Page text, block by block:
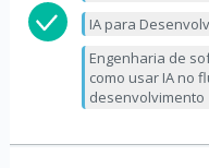
IA para
Engenharia de
como usar IA no
desenvolvimento